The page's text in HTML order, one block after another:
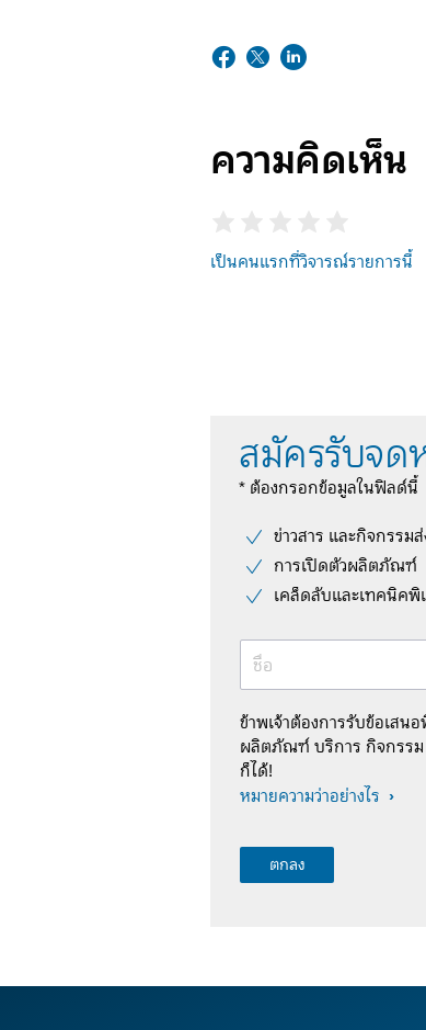
ความคิดเห็น
เป็นคนแรกที่วิจารณ์รายการนี้
สมัครรับจด
* ต้องกรอกข้อมูลในฟิลด์นี้
ข่าวสาร และกิจกรรม
การเปิดตัวผลิตภัณฑ์
เคล็ดลับและเทคนิคพิ
ชื่อ
ข้าพเจ้าต้องการรับข้อเสน
ผลิตภัณฑ์ บริการ กิจกรรม
ก็ได้!
หมายความว่าอย่างไร